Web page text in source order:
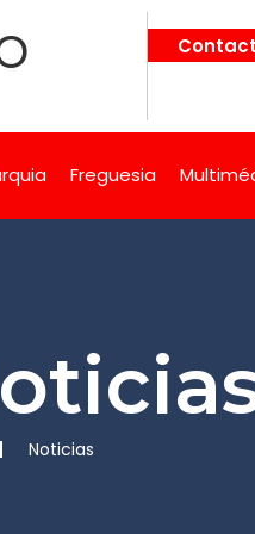
Freguesia
Noticias